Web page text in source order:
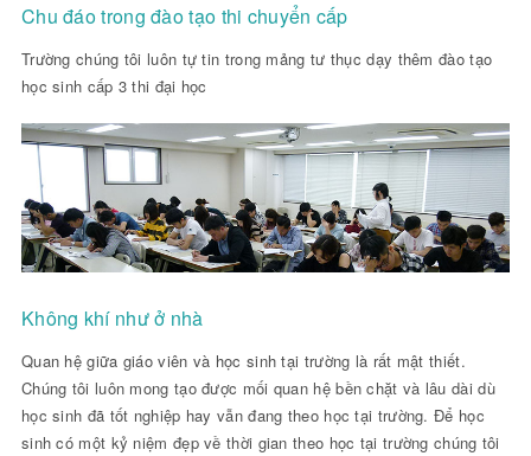
Chu đáo trong đào tạo thi chuyển cấp
Trường chúng tôi luôn tự tin trong mảng tư thục dạy thêm đào tạo
học sinh cấp 3 thi đại học
Không khí như ở nhà
Quan hệ giữa giáo viên và học sinh tại trường là rất mật thiết.
Chúng tôi luôn mong tạo được mối quan hệ bền chặt và lâu dài dù
học sinh đã tốt nghiệp hay vẫn đang theo học tại trường. Để học
sinh có một kỷ niệm đẹp về thời gian theo học tại trường chúng tôi